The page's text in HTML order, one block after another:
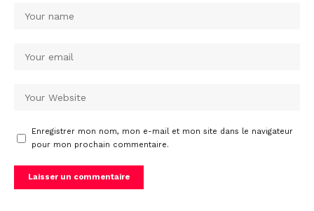
Enregistrer mon nom, mon e-mail et mon site dans le navigateur
pour mon prochain commentaire.